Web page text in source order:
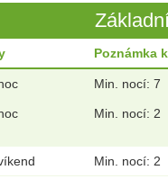
Poznámka
Min. nocí: 7
Min. nocí: 2
Min. nocí: 2